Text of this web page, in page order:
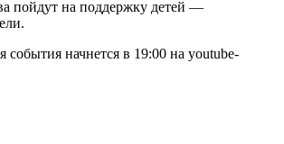
пойдут на поддержку детей —
события начнется в 19:00 на youtube-